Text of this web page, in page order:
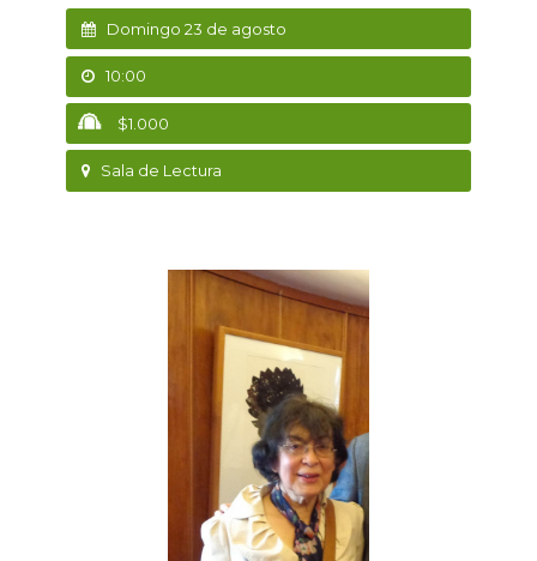
Domingo 23 de agosto
10:00
$1.000
Sala de Lectura